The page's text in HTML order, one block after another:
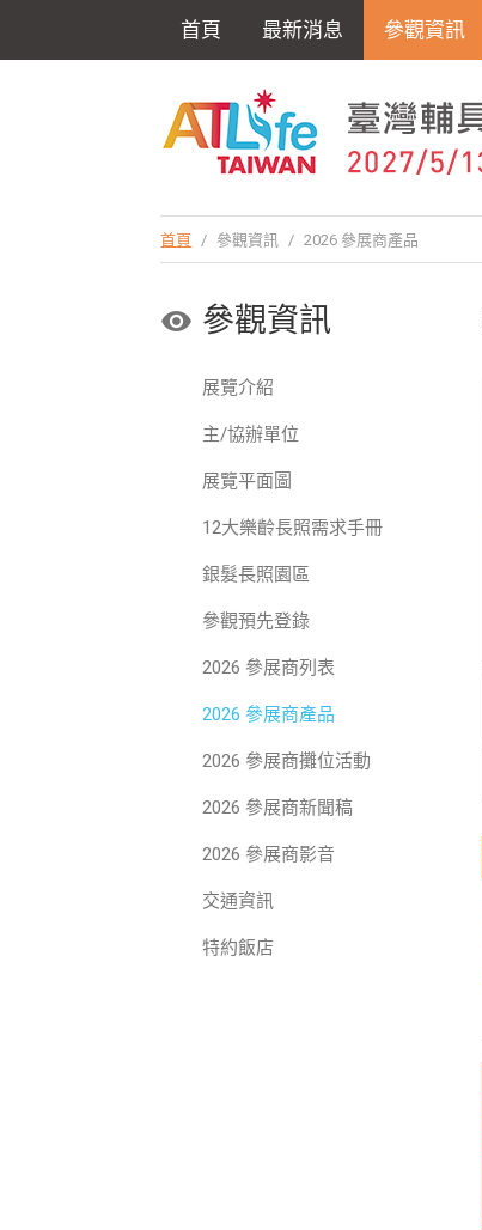
首頁 最新消息 參觀資訊
首頁 / 參觀資訊 / 2026 參展商產品
參觀資訊
展覽介紹
主/協辦單位
展覽平面圖
12大樂齡長照需求手冊
銀髮長照園區
參觀預先登錄
2026 參展商列表
2026 參展商產品
2026 參展商攤位活動
2026 參展商新聞稿
2026 參展商影音
交通資訊
特約飯店